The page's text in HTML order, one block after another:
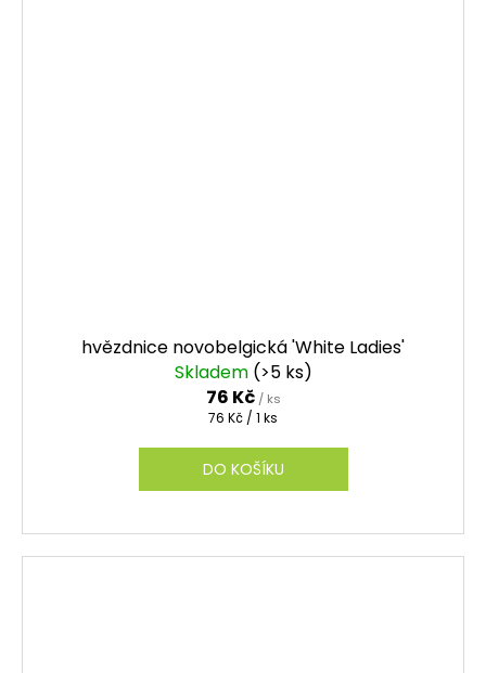
hvězdnice novobelgická 'White Ladies'
Skladem (>5 ks)
76 Kč / ks
Měrná
76 Kč / 1 ks
DO KOŠÍKU